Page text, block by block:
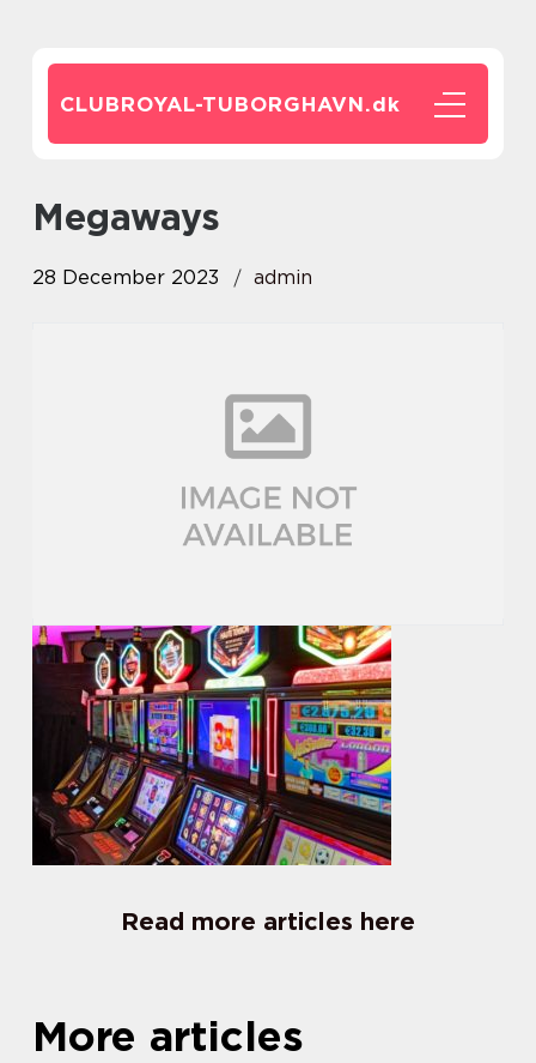
CLUBROYAL-TUBORGHAVN.dk
megaways
28 December 2023 admin
Read more articles here
More articles